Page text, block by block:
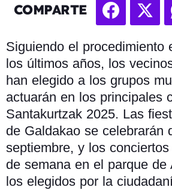
COMPARTE
Siguiendo el procedimiento
los últimos años, los
han elegido a los grupos
actuarán en los principales
Santakurtzak 2025. Las
de Galdakao se celebrarán
septiembre, y los
de semana en el parque de
los elegidos por la